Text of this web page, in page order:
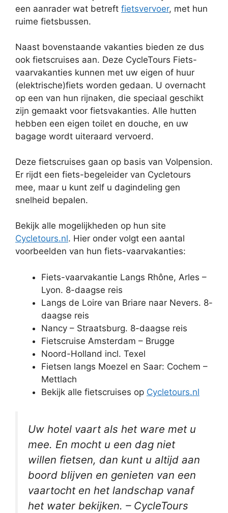
een aanrader wat betreft fietsvervoer, met hun
ruime fietsbussen.
Naast bovenstaande vakanties bieden ze dus
ook fietscruises aan. Deze CycleTours Fiets-
vaarvakanties kunnen met uw eigen of huur
(elektrische)fiets worden gedaan. U overnacht
op een van hun rijnaken, die speciaal geschikt
zijn gemaakt voor fietsvakanties. Alle hutten
hebben een eigen toilet en douche, en uw
bagage wordt uiteraard vervoerd.
Deze fietscruises gaan op basis van Volpension.
Er rijdt een fiets-begeleider van Cycletours
mee, maar u kunt zelf u dagindeling gen
snelheid bepalen.
Bekijk alle mogelijkheden op hun site
Cycletours.nl. Hier onder volgt een aantal
voorbeelden van hun fiets-vaarvakanties:
Fiets-vaarvakantie Langs Rhône, Arles –
Lyon. 8-daagse reis
Langs de Loire van Briare naar Nevers. 8-
daagse reis
Nancy – Straatsburg. 8-daagse reis
Fietscruise Amsterdam – Brugge
Noord-Holland incl. Texel
Fietsen langs Moezel en Saar: Cochem –
Mettlach
Bekijk alle fietscruises op Cycletours.nl
Uw hotel vaart als het ware met u
mee. En mocht u een dag niet
willen fietsen, dan kunt u altijd aan
boord blijven en genieten van een
vaartocht en het landschap vanaf
het water bekijken. – CycleTours